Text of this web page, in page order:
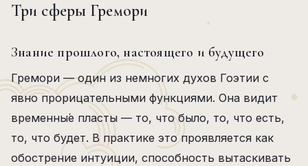
Три сферы Гремори
Знание прошлого, настоящего и будущего
Гремори — один из немногих духов Гоэтии с
явно прорицательными функциями. Она видит
временны́е пласты — то, что было, то, что есть,
то, что будет. В практике это проявляется как
обострение интуиции, способность вытаскивать